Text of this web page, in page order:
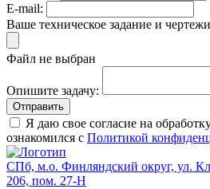
E-mail:
Ваше техническое задание и
Файл не выбран
Опишите задачу:
Отправить
Я даю свое согласие на
ознакомился с Политикой
СПб, м.о. Финляндский округ, ул.
206, пом. 27-Н